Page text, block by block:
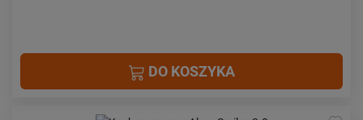
DO KOSZYKA